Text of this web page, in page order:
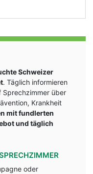
Schweizer
. Täglich informieren
Sprechzimmer über
Krankheit
mit fundlerten
und täglich
oder